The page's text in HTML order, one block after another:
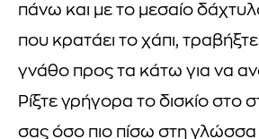
πάνω και με το μεσαίο
που κρατάει το χάπι,
γνάθο προς τα κάτω για να
Ρίξτε γρήγορα το δισκίο στο
σας όσο πιο πίσω στη γλώσσα